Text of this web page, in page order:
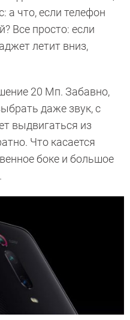
а что, если телефон
Все просто: если
летит вниз,
20 Мп. Забавно,
даже звук, с
выдвигаться из
Что касается
боке и большое